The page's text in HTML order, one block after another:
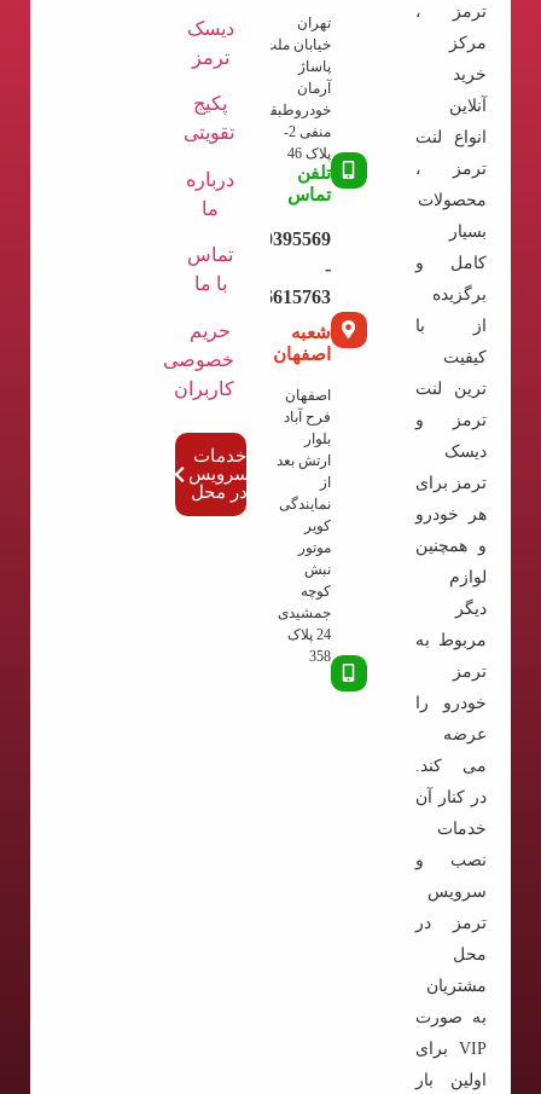
ترمز ،
مرکز
خرید
آنلاین
انواع لنت
ترمز ،
محصولات
بسیار
کامل و
برگزیده
از با
کیفیت
ترین لنت
ترمز و
دیسک
ترمز برای
هر خودرو
و همچنین
لوازم
دیگر
مربوط به
ترمز
خودرو را
عرضه
می کند.
در کنار آن
خدمات
نصب و
سرویس
ترمز در
محل
مشتریان
به صورت
VIP برای
اولین بار
تهران
خیابان ملت
پاساژ
آرمان
خودروطبقه
منفی 2-
پلاک 46
تلفن
تماس
09120395569
-
02136615763
شعبه
اصفهان
اصفهان
فرح آباد
بلوار
ارتش بعد
از
نمایندگی
کویر
موتور
نبش
کوچه
جمشیدی
24 پلاک
358
دیسک
ترمز
پکیج
تقویتی
درباره
ما
تماس
با ما
حریم
خصوصی
کاربران
خدمات
سرویس
در محل